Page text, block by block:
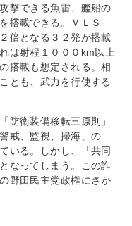
撃できる魚雷、艦船の
搭載できる。ＶＬＳ
倍となる３２発が搭載
は射程１０００km以上
搭載も想定される。相
とも、武力を行使する
防衛装備移転三原則」
戒、監視、掃海」の
いる。しかし、「共同
なってしまう。この詐
野田民主党政権にさか